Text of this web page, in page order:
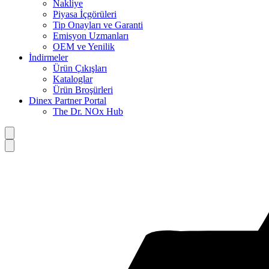
Nakliye
Piyasa İçgörüleri
Tip Onayları ve Garanti
Emisyon Uzmanları
OEM ve Yenilik
İndirmeler
Ürün Çıkışları
Kataloglar
Ürün Broşürleri
Dinex Partner Portal
The Dr. NOx Hub